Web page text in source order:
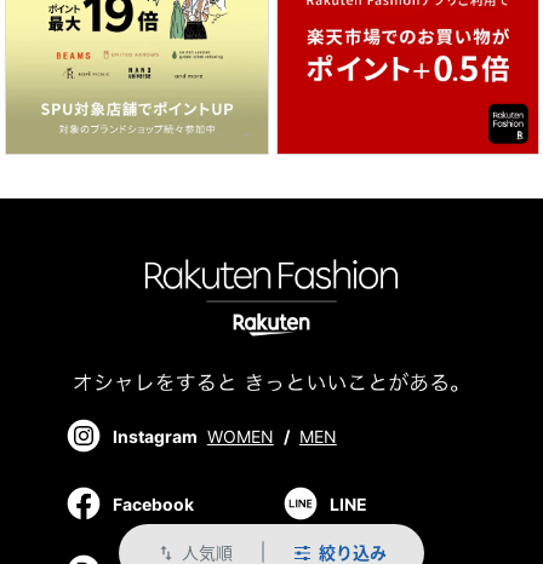
swap_vert 人気順 絞り込み
Instagram WOMEN / MEN
Facebook LINE